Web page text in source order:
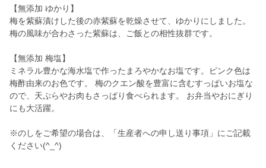
【無添加 ゆかり】
梅を紫蘇漬けした後の赤紫蘇を乾燥させて、ゆかりにしました。
梅の風味が合わさった紫蘇は、ご飯との相性抜群です。
【無添加 梅塩】
ミネラル豊かな海水塩で作ったまろやかなお塩です。ピンク色は
梅酢由来のお色です。 梅のクエン酸を豊富に含むすっぱいお塩な
ので、天ぷらやお肉もさっぱり食べられます。 お弁当やおにぎり
にも大活躍。
※のしをご希望の場合は、「生産者への申し送り事項」にご記載
ください(^_^)